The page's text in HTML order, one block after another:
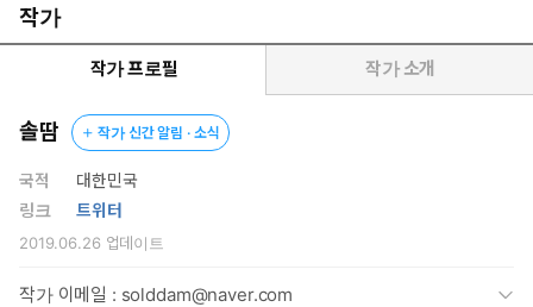
욕망을 불러일으키는 면이 있었다. 지켜 주고 싶으면서도 망가뜨리
고 싶기도 한. 소녀의 얼굴을 가만히 들여다보던 사내가 입을 열었
“내게도 곡조를 들려주련.”
그러고선 거침없이 낡은 방석에 주저앉았다. 그를 만지려고 손을 내
미는 소녀의 모습이 재미있다는 듯 지켜보다가 가녀린 손목을 턱 잡
아 제 뺨에 얹는다.
갑작스러운 행동에 깜짝 놀란 듯 소녀가 어깨를 움츠렸다. 그러나
작가
작가 프로필 작가 소개
솔땀 작가 신간 알림 · 소식
국적
대한민국
링크
트위터
2019.06.26 업데이트
작가 이메일 : solddam@naver.com